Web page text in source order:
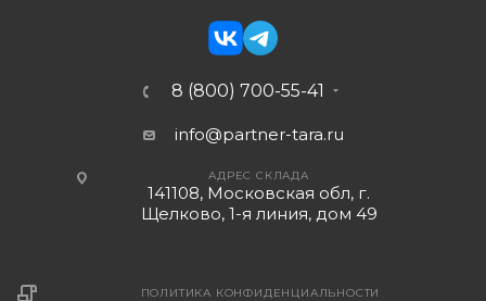
8 (800) 700-55-41
info@partner-tara.ru
АДРЕС СКЛАДА
141108, Московская обл, г.
Щелково, 1-я линия, дом 49
ПОЛИТИКА КОНФИДЕНЦИАЛЬНОСТИ